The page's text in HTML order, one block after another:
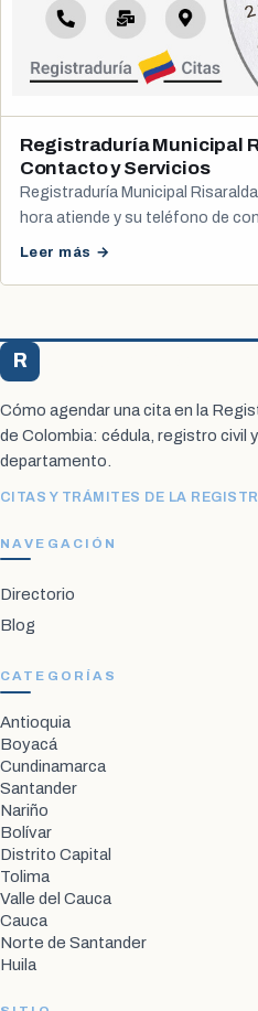
Registraduría Municipal
Contacto y Servicios
Registraduría Municipal
hora atiende y su teléfono de
Leer más →
R
Cómo agendar una cita en la
de Colombia: cédula, registro civil
departamento.
CITAS Y TRÁMITES DE LA
NAVEGACIÓN
Directorio
Blog
CATEGORÍAS
Antioquia
Boyacá
Cundinamarca
Santander
Nariño
Bolívar
Distrito Capital
Tolima
Valle del Cauca
Cauca
Norte de Santander
Huila